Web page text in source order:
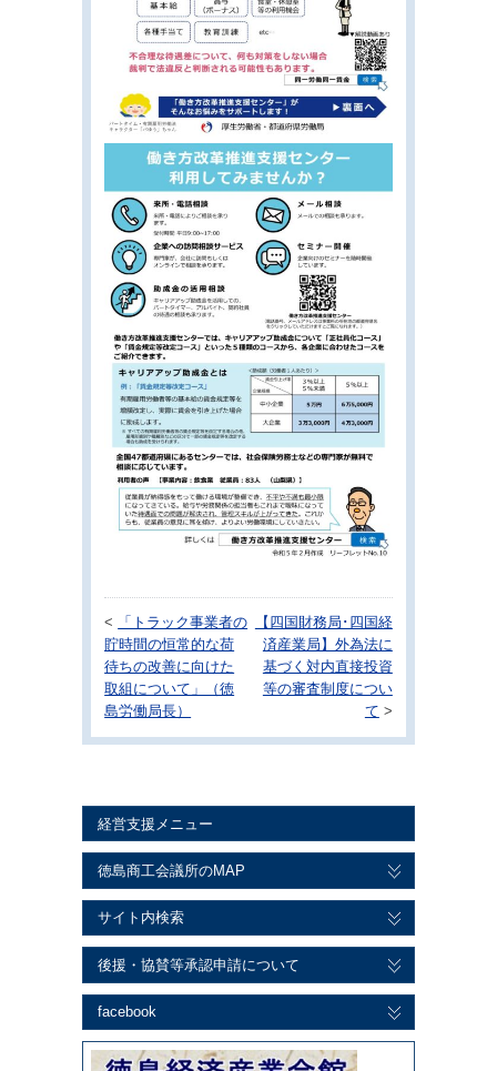
<
「トラック事業者の
貯時間の恒常的な荷
待ちの改善に向けた
取組について」（徳
島労働局長）
【四国財務局･四国経
済産業局】外為法に
基づく対内直接投資
等の審査制度につい
て >
経営支援メニュー
徳島商工会議所のMAP
サイト内検索
後援・協賛等承認申請について
facebook